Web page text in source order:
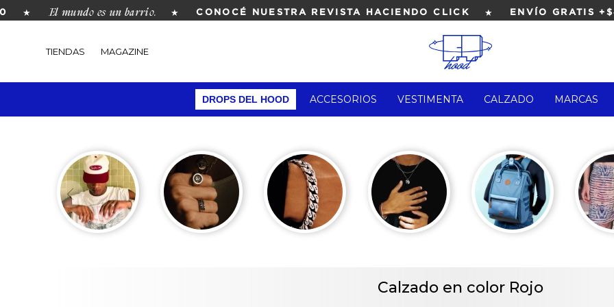
El mundo es un barrio. CONOCÉ NUESTRA REVISTA HACIENDO CLICK ENVÍO GRATIS
DROPS DEL HOOD ACCESORIOS VESTIMENTA CALZADO MARCAS
TIENDAS MAGAZINE
Calzado en color Rojo